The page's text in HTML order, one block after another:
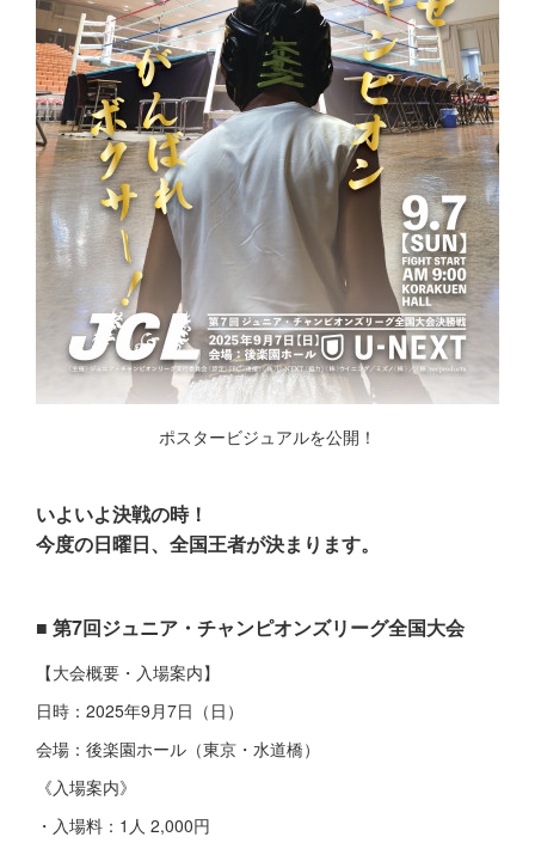
ポスタービジュアルを公開！
いよいよ決戦の時！
今度の日曜日、全国王者が決まります。
■ 第7回ジュニア・チャンピオンズリーグ全国大会
【大会概要・入場案内】
日時：2025年9月7日（日）
会場：後楽園ホール（東京・水道橋）
《入場案内》
・入場料：1人 2,000円